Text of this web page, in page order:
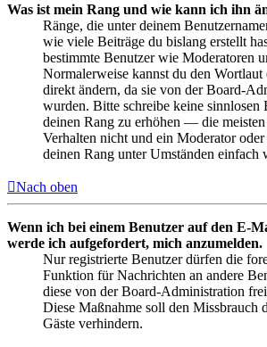
Was ist mein Rang und wie kann ich ihn
Ränge, die unter deinem
wie viele Beiträge du bislang erstellt
bestimmte Benutzer wie Moderatoren
Normalerweise kannst du den Wortlaut
direkt ändern, da sie von der Board-
wurden. Bitte schreibe keine sinnlosen
deinen Rang zu erhöhen — die
Verhalten nicht und ein Moderator
deinen Rang unter Umständen einfach
Nach oben
Wenn ich bei einem Benutzer auf den E-
werde ich aufgefordert, mich anzumelden.
Nur registrierte Benutzer dürfen die
Funktion für Nachrichten an andere
diese von der Board-Administration
Diese Maßnahme soll den Missbrauch
Gäste verhindern.